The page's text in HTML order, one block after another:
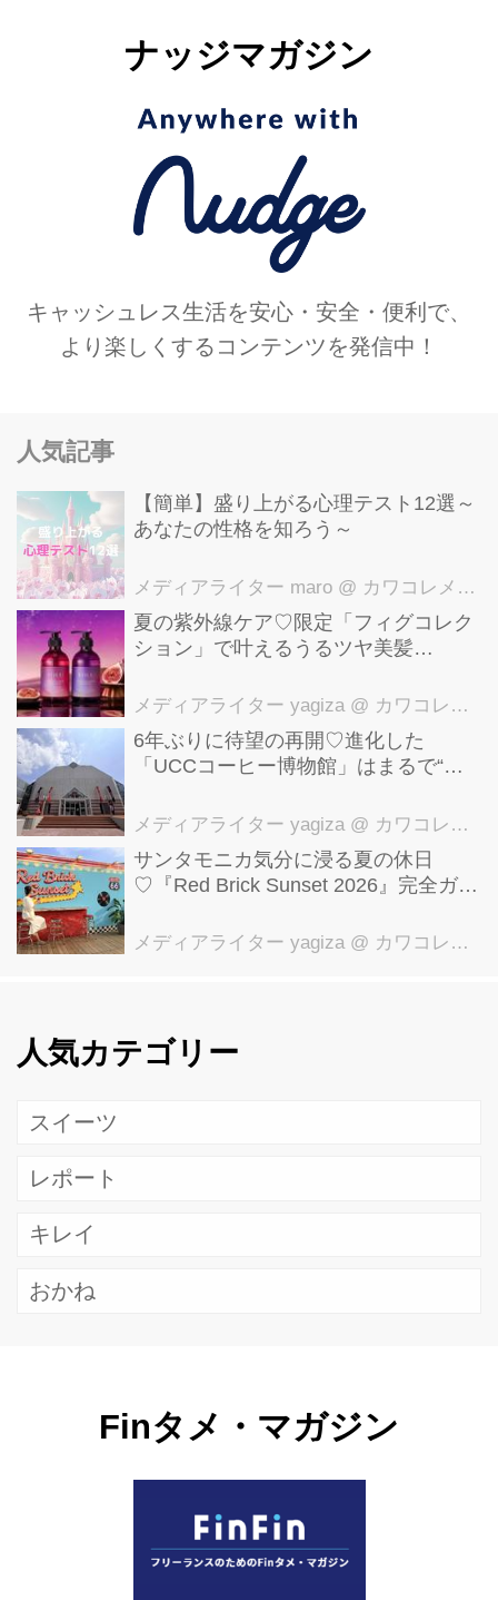
ナッジマガジン
キャッシュレス生活を安心・安全・便利で、
より楽しくするコンテンツを発信中！
人気記事
【簡単】盛り上がる心理テスト12選～
あなたの性格を知ろう～
メディアライター maro @ カワコレメディア編集部
夏の紫外線ケア♡限定「フィグコレク
ション」で叶えるうるツヤ美髪
メディアライター yagiza @ カワコレメディア編集部
6年ぶりに待望の再開♡進化した
「UCCコーヒー博物館」はまるで“コ
貌を公開
メディアライター yagiza @ カワコレメディア編集部
サンタモニカ気分に浸る夏の休日
♡『Red Brick Sunset 2026』完全ガイ
メディアライター yagiza @ カワコレメディア編集部
人気カテゴリー
スイーツ
レポート
キレイ
おかね
Finタメ・マガジン